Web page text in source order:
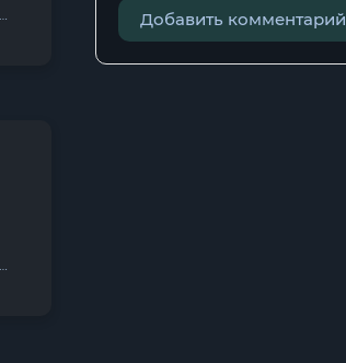
01_02_12
Добавить комментарий